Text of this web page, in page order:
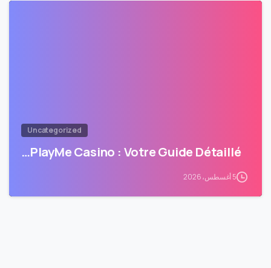
Uncategorized
PlayMe Casino : Votre Guide Détaillé…
5 أغسطس، 2026